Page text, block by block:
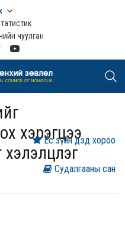
чуулган
хэрэгцээ
Судалгааны сан
Ёс зүйн дэд хороо